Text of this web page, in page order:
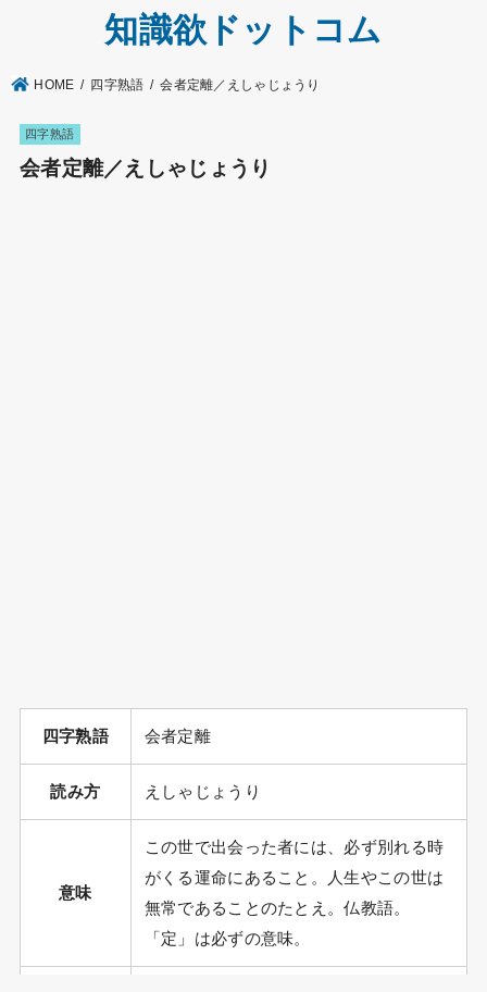
知識欲ドットコム
HOME 四字熟語 会者定離／えしゃじょうり
四字熟語
会者定離／えしゃじょうり
四字熟語 会者定離
読み方 えしゃじょうり
意味
この世で出会った者には、必ず別れる時
がくる運命にあること。人生やこの世は
無常であることのたとえ。仏教語。
「定」は必ずの意味。